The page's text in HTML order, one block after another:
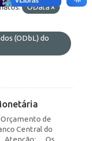
OData
(ODbL) do
de
Central do